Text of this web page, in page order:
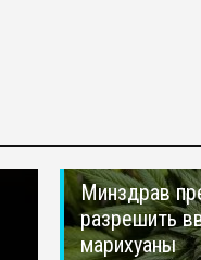
Минздрав
разрешить
марихуаны